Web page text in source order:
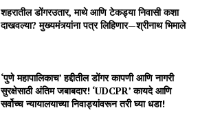
शहरातील डोंगरउतार, माथे आणि टेकड्या निवासी कशा
दाखवल्या? मुख्यमंत्र्यांना पत्र लिहिणार—श्रीनाथ भिमाले
‘पुणे महापालिकाच’ हद्दीतील डोंगर कापणी आणि नागरी
सुरक्षेसाठी अंतिम जबाबदार! ‘UDCPR’ कायदे आणि
सर्वोच्च न्यायालयाच्या निवाड्यांवरून तरी घ्या धडा!